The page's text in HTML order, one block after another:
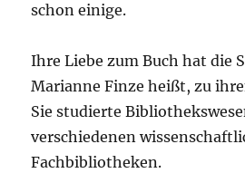
schon einige.
Ihre Liebe zum Buch hat die
Marianne Finze heißt, zu
Sie studierte
verschiedenen
Fachbibliotheken.